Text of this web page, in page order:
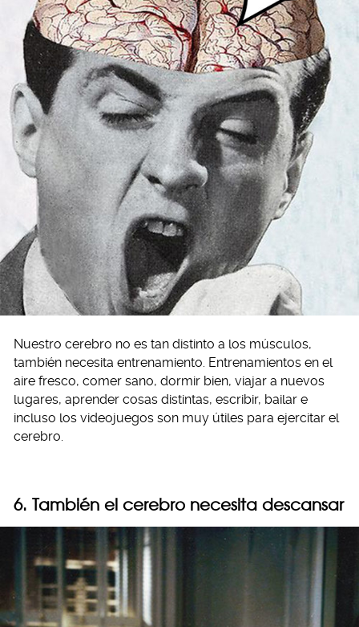
Nuestro cerebro no es tan distinto a los músculos,
también necesita entrenamiento. Entrenamientos en el
aire fresco, comer sano, dormir bien, viajar a nuevos
lugares, aprender cosas distintas, escribir, bailar e
incluso los videojuegos son muy útiles para ejercitar el
cerebro.
6. También el cerebro necesita descansar